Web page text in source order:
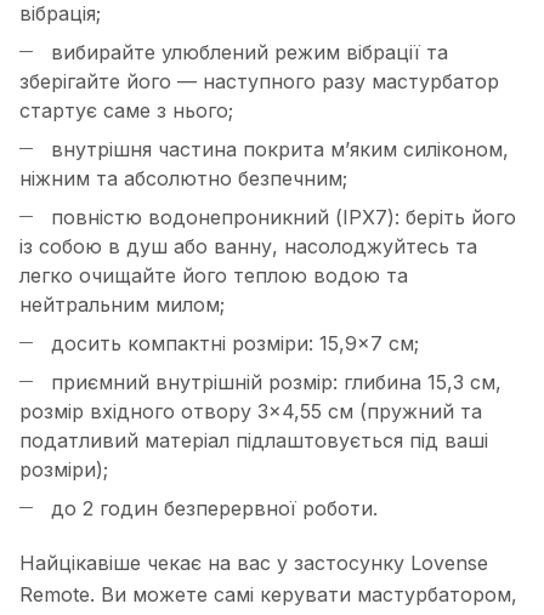
вібрація;
вибирайте улюблений режим вібрації та
зберігайте його — наступного разу мастурбатор
стартує саме з нього;
внутрішня частина покрита м’яким силіконом,
ніжним та абсолютно безпечним;
повністю водонепроникний (IPX7): беріть його
із собою в душ або ванну, насолоджуйтесь та
легко очищайте його теплою водою та
нейтральним милом;
досить компактні розміри: 15,9×7 см;
приємний внутрішній розмір: глибина 15,3 см,
розмір вхідного отвору 3×4,55 см (пружний та
податливий матеріал підлаштовується під ваші
розміри);
до 2 годин безперервної роботи.
Найцікавіше чекає на вас у застосунку Lovense
Remote. Ви можете самі керувати мастурбатором,